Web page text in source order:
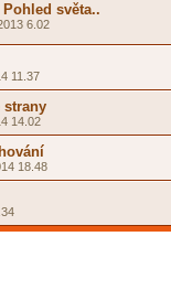
světa..
6.02
11.37
strany
14.02
18.48